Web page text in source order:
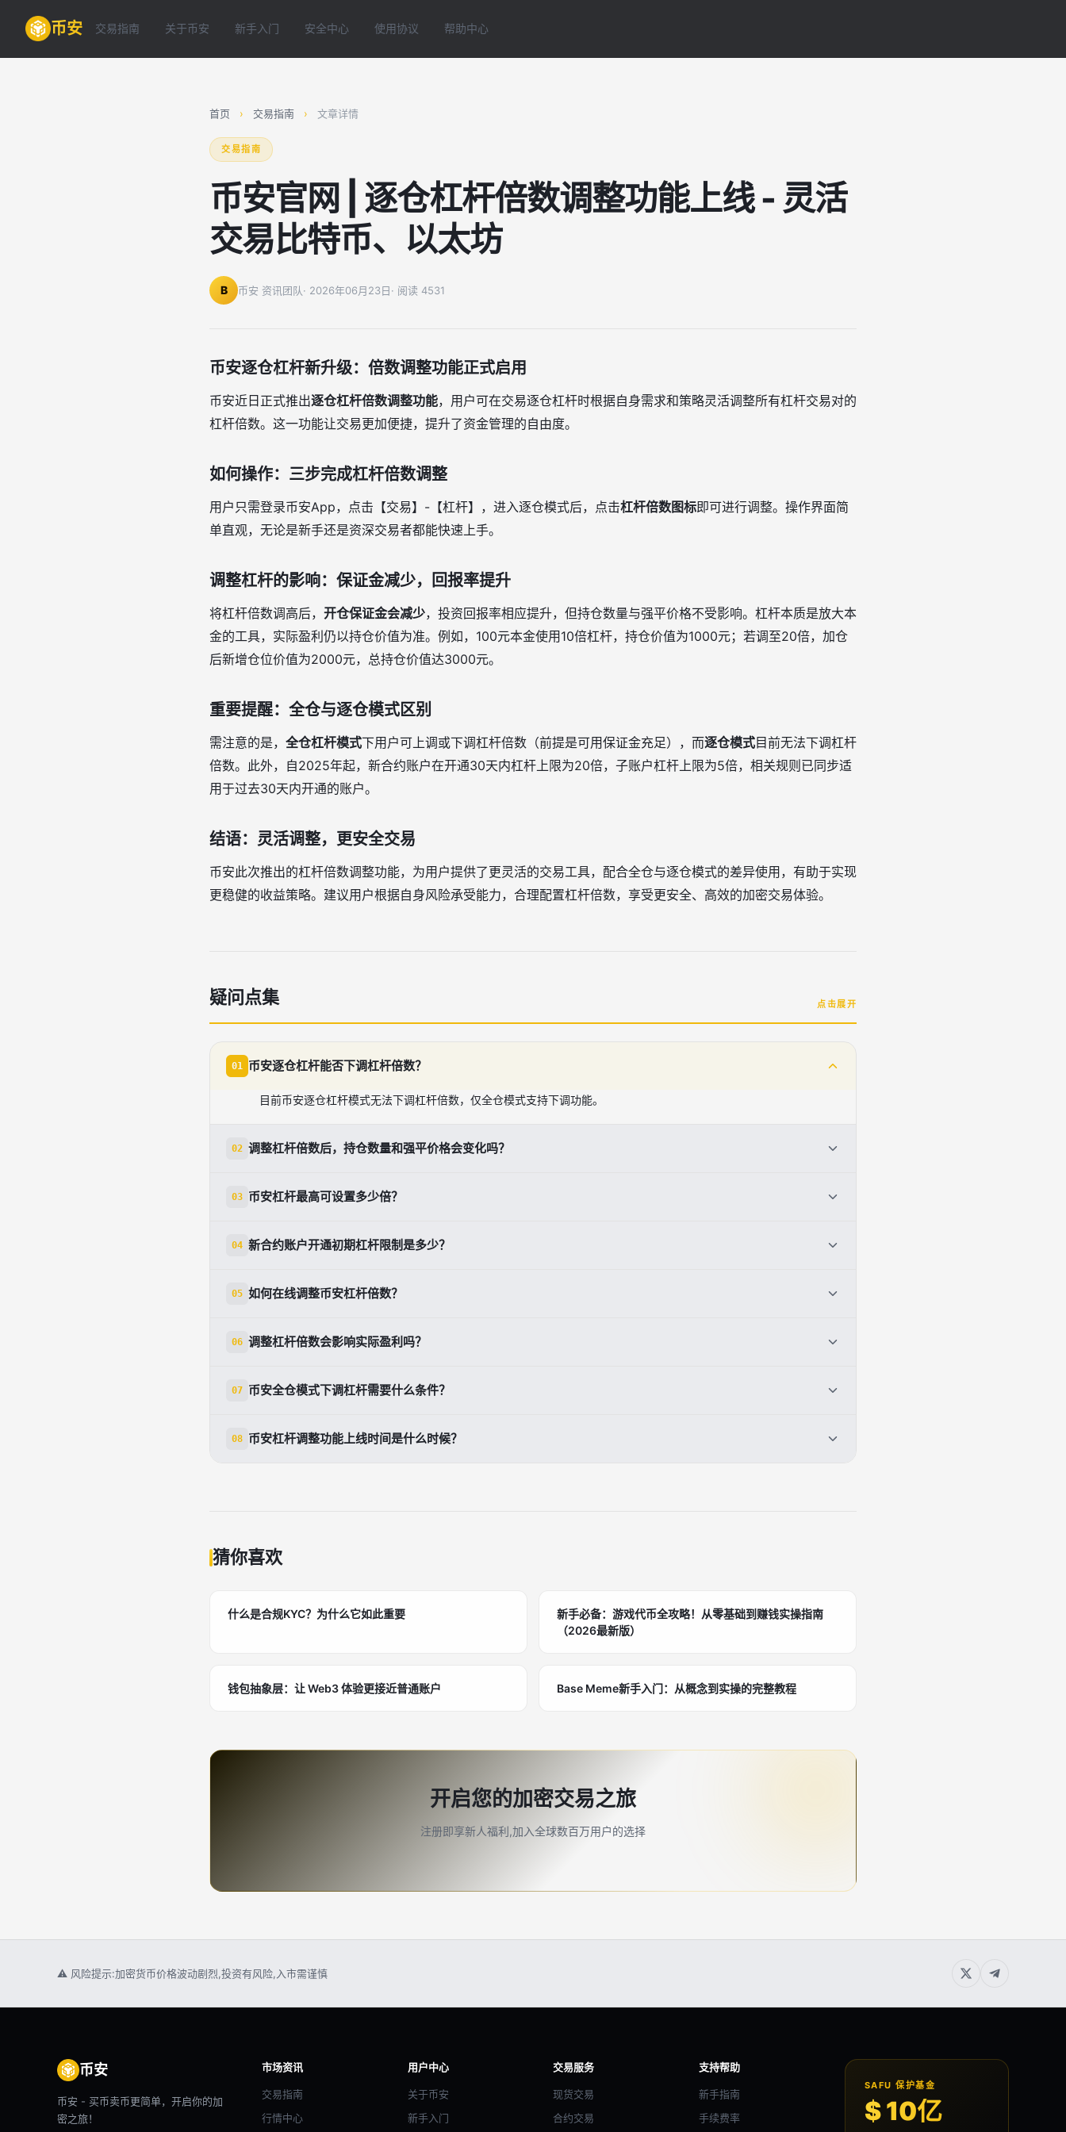
币安 交易指南 关于币安 新手入门 安全中心 使用协议 帮助中心
首页 › 交易指南 › 文章详情
交易指南
币安官网 | 逐仓杠杆倍数调整功能上线 - 灵活
交易比特币、以太坊
B 币安 资讯团队· 2026年06月23日· 阅读 4531
币安逐仓杠杆新升级：倍数调整功能正式启用
币安近日正式推出逐仓杠杆倍数调整功能，用户可在交易逐仓杠杆时根据自身需求和策略灵活调整所有杠杆交易对的
杠杆倍数。这一功能让交易更加便捷，提升了资金管理的自由度。
如何操作：三步完成杠杆倍数调整
用户只需登录币安App，点击【交易】-【杠杆】，进入逐仓模式后，点击杠杆倍数图标即可进行调整。操作界面简
单直观，无论是新手还是资深交易者都能快速上手。
调整杠杆的影响：保证金减少，回报率提升
将杠杆倍数调高后， 开仓保证金会减少，投资回报率相应提升，但持仓数量与强平价格不受影响。杠杆本质是放大本
金的工具，实际盈利仍以持仓价值为准。例如，100元本金使用10倍杠杆，持仓价值为1000元；若调至20倍，加仓
后新增仓位价值为2000元，总持仓价值达3000元。
重要提醒：全仓与逐仓模式区别
需注意的是， 全仓杠杆模式下用户可上调或下调杠杆倍数（前提是可用保证金充足），而逐仓模式目前无法下调杠杆
倍数。此外，自2025年起，新合约账户在开通30天内杠杆上限为20倍，子账户杠杆上限为5倍，相关规则已同步适
用于过去30天内开通的账户。
结语：灵活调整，更安全交易
币安此次推出的杠杆倍数调整功能，为用户提供了更灵活的交易工具，配合全仓与逐仓模式的差异使用，有助于实现
更稳健的收益策略。建议用户根据自身风险承受能力，合理配置杠杆倍数，享受更安全、高效的加密交易体验。
疑问点集 点击展开
01 币安逐仓杠杆能否下调杠杆倍数？
目前币安逐仓杠杆模式无法下调杠杆倍数，仅全仓模式支持下调功能。
02 调整杠杆倍数后，持仓数量和强平价格会变化吗？
03 币安杠杆最高可设置多少倍？
04 新合约账户开通初期杠杆限制是多少？
05 如何在线调整币安杠杆倍数？
06 调整杠杆倍数会影响实际盈利吗？
07 币安全仓模式下调杠杆需要什么条件？
08 币安杠杆调整功能上线时间是什么时候？
猜你喜欢
什么是合规KYC？为什么它如此重要
新手必备：游戏代币全攻略！从零基础到赚钱实操指南
（2026最新版）
钱包抽象层：让 Web3 体验更接近普通账户 Base Meme新手入门：从概念到实操的完整教程
开启您的加密交易之旅
注册即享新人福利,加入全球数百万用户的选择
⚠ 风险提示:加密货币价格波动剧烈,投资有风险,入市需谨慎
币安
币安 - 买币卖币更简单，开启你的加
密之旅！
市场资讯
交易指南
行情中心
用户中心
关于币安
新手入门
交易服务
现货交易
合约交易
支持帮助
新手指南
手续费率
SAFU 保护基金
$ 10亿